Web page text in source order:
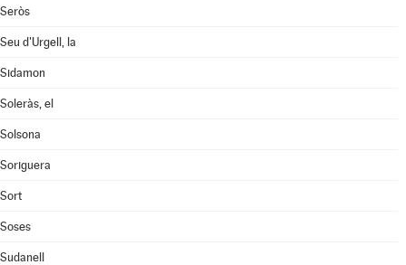
Seròs
Seu d'Urgell, la
Sidamon
Soleràs, el
Solsona
Soriguera
Sort
Soses
Sudanell